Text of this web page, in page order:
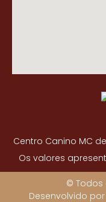
Centro Canino MC de
Os valores
© Todos
Desenvolvido por